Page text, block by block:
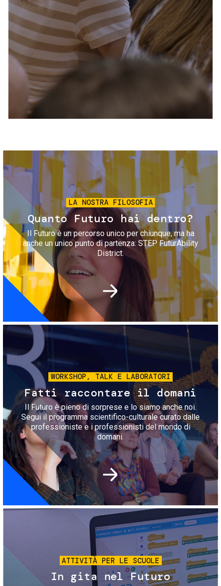
Servizi e accessibilità
Contatti
FAQ
Biglietti
Immagine
LA NOSTRA FILOSOFIA
Quanto Futuro hai dentro?
Il Futuro è un percorso unico per chiunque, ma ha
anche un unico punto di partenza: STEP FuturAbility
District.
Immagine
WORKSHOP, TALK E LABORATORI
Fatti raccontare il domani
Il Futuro è pieno di sorprese e lo siamo anche noi.
Segui il programma scientifico-culturale curato dalle
professioniste e i professionisti del mondo di
domani.
Immagine
ATTIVITÀ PER LE SCUOLE
In gita nel Futuro